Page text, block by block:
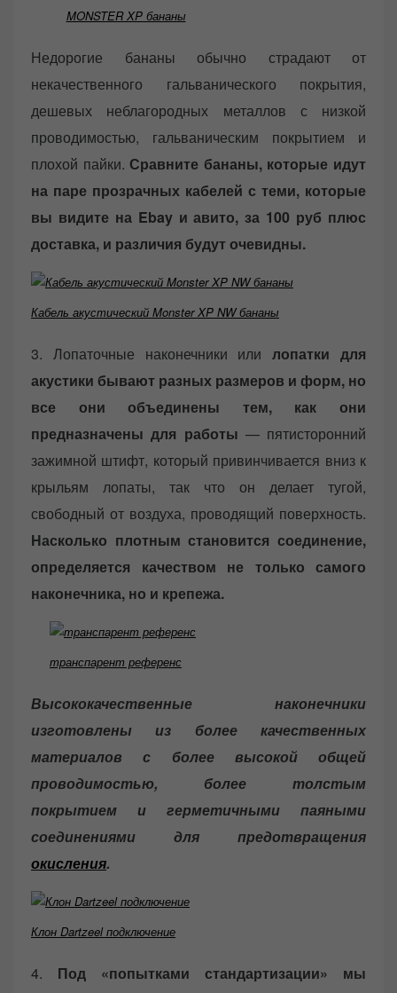
MONSTER XP бананы
Недорогие бананы обычно страдают от
некачественного гальванического покрытия,
дешевых неблагородных металлов с низкой
проводимостью, гальваническим покрытием и
плохой пайки.Сравните бананы, которые идут
на паре прозрачных кабелей с теми, которые
вы видите на Ebay и авито, за 100 руб плюс
доставка, и различия будут очевидны.
Кабель акустический Monster XP NW бананы
3. Лопаточные наконечники илилопатки для
акустики бывают разных размеров и форм, но
все они объединены тем, как они
предназначены для работы — пятисторонний
зажимной штифт, который привинчивается вниз к
крыльям лопаты, так что он делает тугой,
свободный от воздуха, проводящий поверхность.
Насколько плотным становится соединение,
определяется качеством не только самого
наконечника, но и крепежа.
транспарент референс
Высококачественные наконечники
изготовлены из более качественных
материалов с более высокой общей
проводимостью, более толстым
покрытием и герметичными паяными
соединениями для предотвращения
окисления.
Клон Dartzeel подключение
4. Под «попытками стандартизации» мы